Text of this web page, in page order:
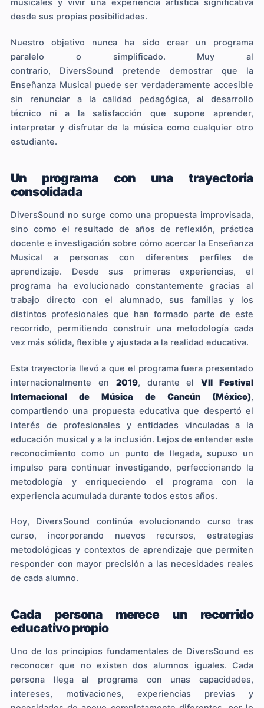
musicales y vivir una experiencia artística significativa
desde sus propias posibilidades.
Nuestro objetivo nunca ha sido crear un programa
paralelo o simplificado. Muy al
contrario, DiversSound pretende demostrar que la
Enseñanza Musical puede ser verdaderamente accesible
sin renunciar a la calidad pedagógica, al desarrollo
técnico ni a la satisfacción que supone aprender,
interpretar y disfrutar de la música como cualquier otro
estudiante.
Un programa con una trayectoria
consolidada
DiversSound no surge como una propuesta improvisada,
sino como el resultado de años de reflexión, práctica
docente e investigación sobre cómo acercar la Enseñanza
Musical a personas con diferentes perfiles de
aprendizaje. Desde sus primeras experiencias, el
programa ha evolucionado constantemente gracias al
trabajo directo con el alumnado, sus familias y los
distintos profesionales que han formado parte de este
recorrido, permitiendo construir una metodología cada
vez más sólida, flexible y ajustada a la realidad educativa.
Esta trayectoria llevó a que el programa fuera presentado
internacionalmente en 2019, durante elVII Festival
Internacional de Música de Cancún (México),
compartiendo una propuesta educativa que despertó el
interés de profesionales y entidades vinculadas a la
educación musical y a la inclusión. Lejos de entender este
reconocimiento como un punto de llegada, supuso un
impulso para continuar investigando, perfeccionando la
metodología y enriqueciendo el programa con la
experiencia acumulada durante todos estos años.
Hoy, DiversSound continúa evolucionando curso tras
curso, incorporando nuevos recursos, estrategias
metodológicas y contextos de aprendizaje que permiten
responder con mayor precisión a las necesidades reales
de cada alumno.
Cada persona merece un recorrido
educativo propio
Uno de los principios fundamentales de DiversSound es
reconocer que no existen dos alumnos iguales. Cada
persona llega al programa con unas capacidades,
intereses, motivaciones, experiencias previas y